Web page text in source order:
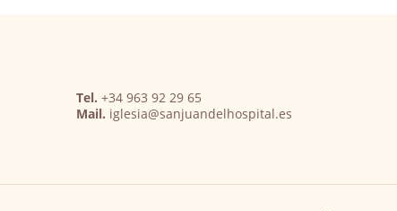
Tel. +34 963 92 29 65
Mail. iglesia@sanjuandelhospital.es